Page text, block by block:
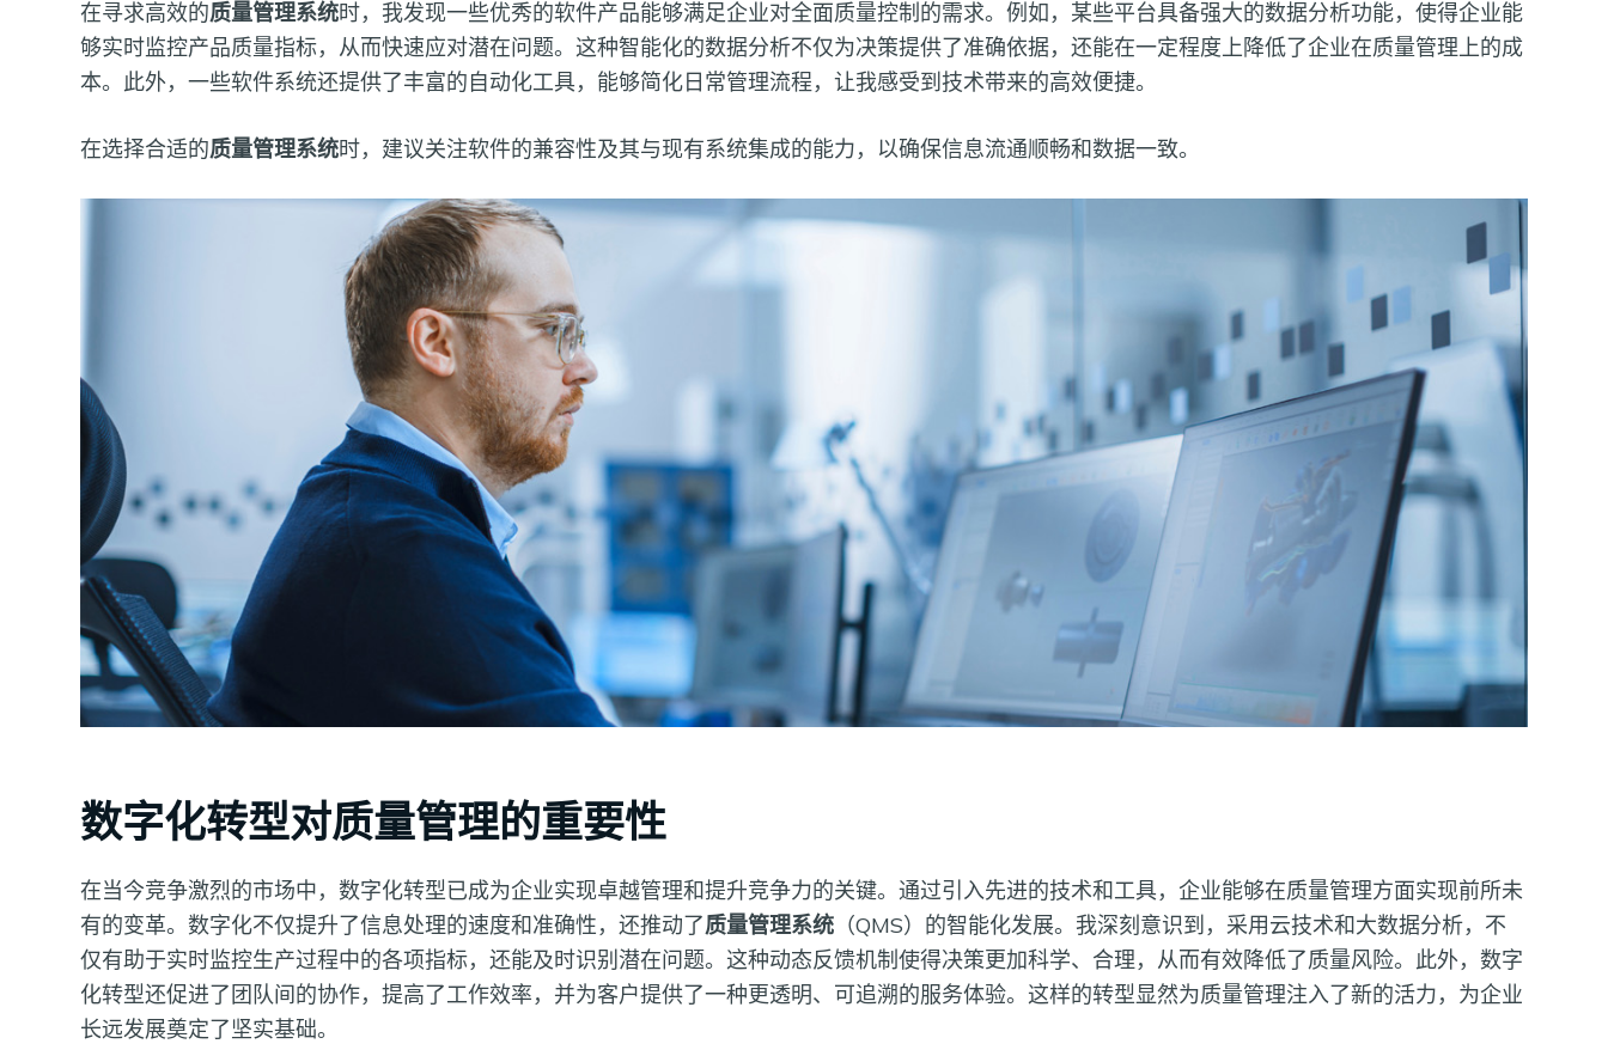
在寻求高效的质量管理系统时，我发现一些优秀的软件产品能够满足企业对全面质量控制的需求。例如，某些平台具备强大的数据分析功能，使得企业能
够实时监控产品质量指标，从而快速应对潜在问题。这种智能化的数据分析不仅为决策提供了准确依据，还能在一定程度上降低了企业在质量管理上的成
本。此外，一些软件系统还提供了丰富的自动化工具，能够简化日常管理流程，让我感受到技术带来的高效便捷。
在选择合适的质量管理系统时，建议关注软件的兼容性及其与现有系统集成的能力，以确保信息流通顺畅和数据一致。
数字化转型对质量管理的重要性
在当今竞争激烈的市场中，数字化转型已成为企业实现卓越管理和提升竞争力的关键。通过引入先进的技术和工具，企业能够在质量管理方面实现前所未
有的变革。数字化不仅提升了信息处理的速度和准确性，还推动了质量管理系统 （QMS）的智能化发展。我深刻意识到，采用云技术和大数据分析，不
仅有助于实时监控生产过程中的各项指标，还能及时识别潜在问题。这种动态反馈机制使得决策更加科学、合理，从而有效降低了质量风险。此外，数字
化转型还促进了团队间的协作，提高了工作效率，并为客户提供了一种更透明、可追溯的服务体验。这样的转型显然为质量管理注入了新的活力，为企业
长远发展奠定了坚实基础。